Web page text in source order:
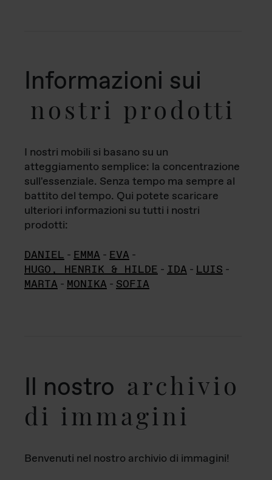
Informazioni sui
nostri prodotti
I nostri mobili si basano su un
atteggiamento semplice: la concentrazione
sull'essenziale. Senza tempo ma sempre al
battito del tempo. Qui potete scaricare
ulteriori informazioni su tutti i nostri
prodotti:
DANIEL - EMMA - EVA -
HUGO, HENRIK & HILDE - IDA - LUIS -
MARTA - MONIKA - SOFIA
Il nostro archivio
di immagini
Benvenuti nel nostro archivio di immagini!